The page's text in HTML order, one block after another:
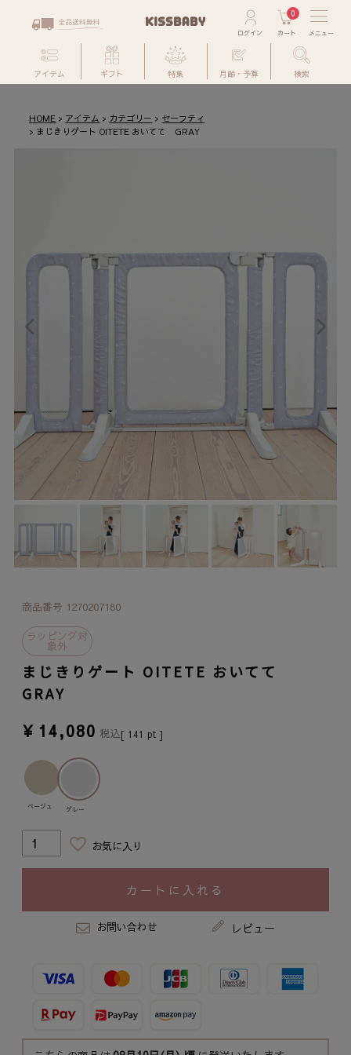
0
アイテム ギフト 特集 月齢・予算 検索
HOME アイテム カテゴリー
セーフティ
まじきりゲート OITETE おいてて GRAY
商品番号 1270207180
ラッピング対
象外
まじきりゲート OITETE おいてて
GRAY
¥ 14,080 税込[ 141 pt ]
ベージュ グレー
お気に入り
カートに入れる
お問い合わせ レビュー